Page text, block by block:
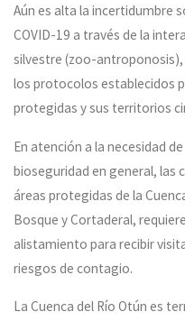
Aún es alta la incertidumbre
COVID-19 a través de la
silvestre (zoo-antroponosis),
los protocolos establecidos
protegidas y sus territorios
En atención a la necesidad
bioseguridad en general, las
áreas protegidas de la
Bosque y Cortaderal,
alistamiento para recibir
riesgos de contagio.
La Cuenca del Río Otún es